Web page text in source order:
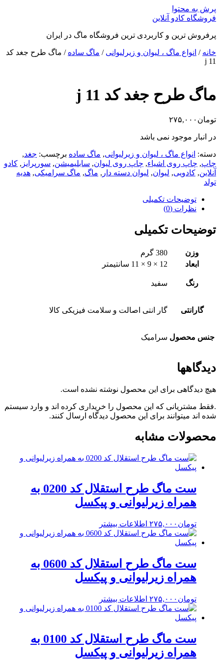
پرش به محتوا
فروشگاه کادو آنلاین
پرفروش ترین و کاربردی ترین فروشگاه ماگ در ایران
خانه / انواع ماگ ، لیوان و زیرلیوانی / ماگ ساده / ماگ طرح جغد کد
j 11
ماگ طرح جغد کد j 11
تومان ۲۷۵,۰۰۰
در انبار موجود نمی باشد
دسته: انواع ماگ ، لیوان و زیرلیوانی, ماگ ساده برچسب: جغد,
چاپ, چاپ روی اشیاء, چاپ روی لیوان, سابلیمیشن, سورپرایز , کادو
آنلاین, کادویی, لیوان, لیوان دسته دار , ماگ, ماگ سرامیکی, هدیه
تولد
توضیحات تکمیلی
نظرات (0)
توضیحات تکمیلی
وزن
380 گرم
ابعاد
12 × 9 × 11 سانتیمتر
رنگ سفید
گارانتی گار انتی اصالت و سلامت فیزیکی کالا
جنس محصول سرامیک
دیدگاهها
هیچ دیدگاهی برای این محصول نوشته نشده است.
.فقط مشتریانی که این محصول را خریداری کرده اند و وارد سیستم
شده اند میتوانند برای این محصول دیدگاه ارسال کنند.
محصولات مشابه
ست ماگ طرح استقلال کد 0200 به
همراه زیرلیوانی و پیکسل
تومان ۲۷۵,۰۰۰ اطلاعات بیشتر
ست ماگ طرح استقلال کد 0600 به
همراه زیرلیوانی و پیکسل
تومان ۲۷۵,۰۰۰ اطلاعات بیشتر
ست ماگ طرح استقلال کد 0100 به
همراه زیرلیوانی و پیکسل